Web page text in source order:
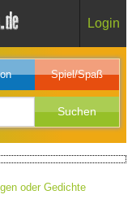
Login
Spiel/Spaß
oder Gedichte